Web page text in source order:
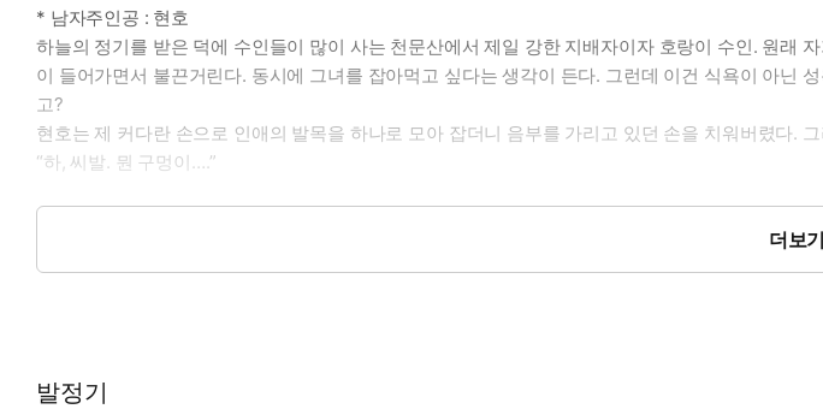
* 남자주인공 : 현호
하늘의 정기를 받은 덕에 수인들이 많이 사는 천문산에서 제일 강한 지배자이자 호랑이 수인. 원래
이 들어가면서 불끈거린다. 동시에 그녀를 잡아먹고 싶다는 생각이 든다. 그런데 이건 식욕이 아닌
고?
현호는 제 커다란 손으로 인애의 발목을 하나로 모아 잡더니 음부를 가리고 있던 손을 치워버렸다.
“하, 씨발. 뭔 구멍이….”
이제 막 스무 살이 된 하얀 토끼이자 아리따운 여인의 모습을 한 수인. 토끼 수인이자 암컷답게 겁
호랑이에게 잡혀가게 되는데. 호랑이는 무섭지만 매우 강하고 용맹하며 인간 사내일 때는 그 누구
더보기
발정기